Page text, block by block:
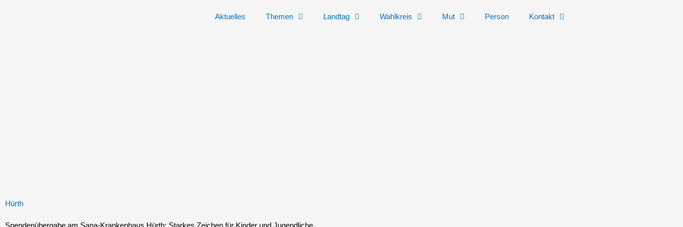
Aktuelles Themen Landtag Wahlkreis Mut Person Kontakt
Hürth
Spendenübergabe am Sana-Krankenhaus Hürth: Starkes Zeichen für Kinder und Jugendliche